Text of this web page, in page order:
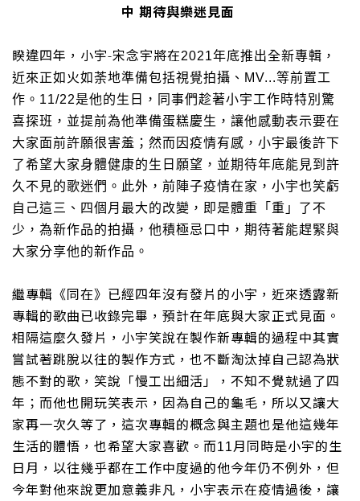
中 期待與樂迷見面
睽違四年，小宇-宋念宇將在2021年底推出全新專輯，
近來正如火如荼地準備包括視覺拍攝、 MV...等前置工
作。 11/22是他的生日，同事們趁著小宇工作時特別驚
喜探班，並提前為他準備蛋糕慶生，讓他感動表示要在
大家面前許願很害羞；然而因疫情有感，小宇最後許下
了希望大家身體健康的生日願望，並期待年底能見到許
久不見的歌迷們。此外，前陣子疫情在家，小宇也笑虧
自己這三、四個月最大的改變，即是體重「重」了不
少，為新作品的拍攝，他積極忌口中，期待著能趕緊與
大家分享他的新作品。
繼專輯《同在》已經四年沒有發片的小宇，近來透露新
專輯的歌曲已收錄完畢，預計在年底與大家正式見面。
相隔這麼久發片，小宇笑說在製作新專輯的過程中其實
嘗試著跳脫以往的製作方式，也不斷淘汰掉自己認為狀
態不對的歌，笑說「慢工出細活」，不知不覺就過了四
年；而他也開玩笑表示 ， 因為自己的龜毛，所以又讓大
家再一次久等了，這次專輯的概念與主題也是他這幾年
生活的體悟 ，也希望大家喜歡 。 而11月同時是小宇的生
日月，以往幾乎都在工作中度過的他今年仍不例外，但
今年對他來說更加意義非凡，小宇表示在疫情過後，讓